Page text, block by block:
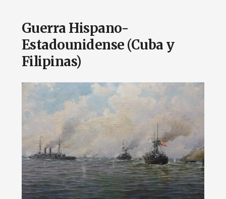
Guerra Hispano-
Estadounidense (Cuba y
Filipinas)